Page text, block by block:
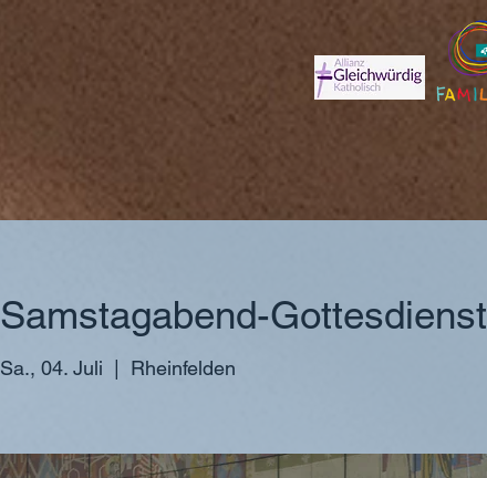
Samstagabend-Gottesdienst
Sa., 04. Juli Rheinfelden